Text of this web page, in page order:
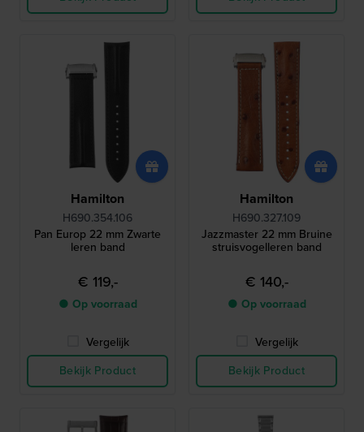
Hamilton
H690.354.106
Pan Europ 22 mm Zwarte
leren band
€ 119,-
● Op voorraad
Vergelijk
Bekijk Product
Hamilton
H690.327.109
Jazzmaster 22 mm Bruine
struisvogelleren band
€ 140,-
● Op voorraad
Vergelijk
Bekijk Product